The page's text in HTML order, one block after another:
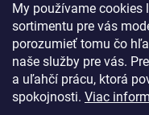
My používame cookies
sortimentu pre vás
porozumieť tomu čo
naše služby pre vás.
a uľahčí prácu, ktorá
spokojnosti. Viac
Poštová / Odberná
HT model
Na letisko 49
058 01 Poprad
Slovenská Republika